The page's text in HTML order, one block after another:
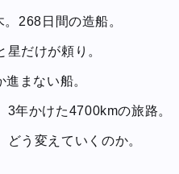
268日間の造船。
だけが頼り。
まない船。
年かけた4700kmの旅路。
う変えていくのか。